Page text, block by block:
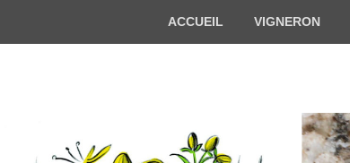
haut
ACCUEIL VIGNERON
Vigneron bio en Alsace